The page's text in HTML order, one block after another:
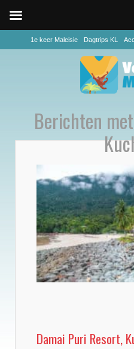
1e keer Maleisie Dagtrips KL
Berichten
Damai Puri Resort,